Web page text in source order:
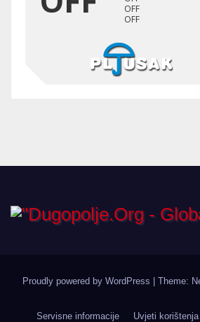
Proudly powered by WordPress | Theme:
Servisne informacije Uvjeti